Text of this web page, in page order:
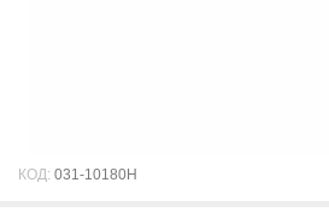
КОД: 031-10180H